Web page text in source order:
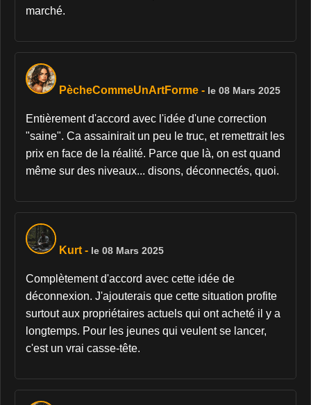
marché.
PècheCommeUnArtForme - le 08 Mars 2025
Entièrement d'accord avec l'idée d'une correction
"saine". Ca assainirait un peu le truc, et remettrait les
prix en face de la réalité. Parce que là, on est quand
même sur des niveaux... disons, déconnectés, quoi.
Kurt - le 08 Mars 2025
Complètement d'accord avec cette idée de
déconnexion. J'ajouterais que cette situation profite
surtout aux propriétaires actuels qui ont acheté il y a
longtemps. Pour les jeunes qui veulent se lancer,
c'est un vrai casse-tête.